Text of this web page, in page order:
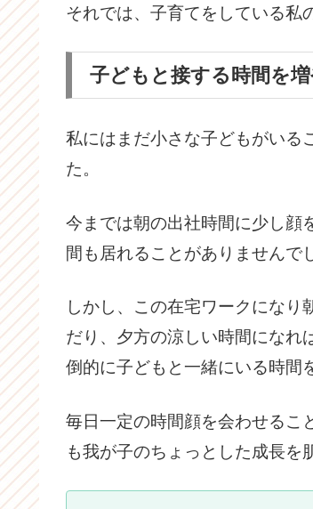
それでは、子育てをしている私
子どもと接する時間を
私にはまだ小さな子どもがいる
た。
今までは朝の出社時間に少し顔
間も居れることがありませんで
しかし、この在宅ワークにな
だり、夕方の涼しい時間になれ
倒的に子どもと一緒にいる時間
毎日一定の時間顔を会わせるこ
も我が子のちょっとした成長を